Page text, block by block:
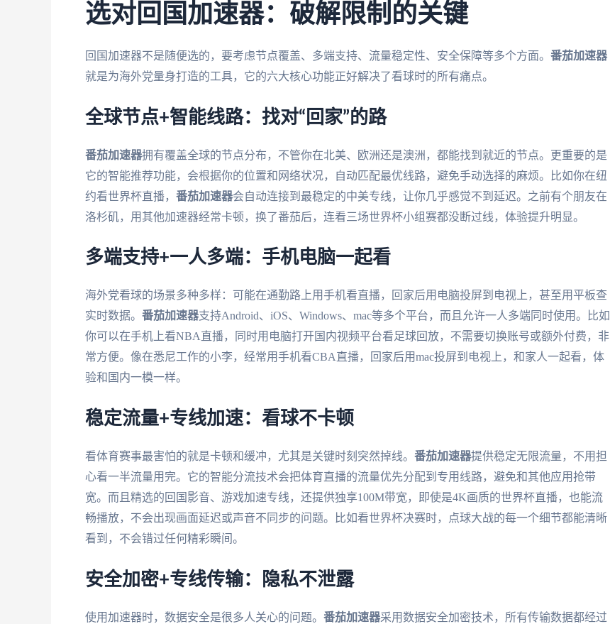
选对回国加速器：破解限制的关键
回国加速器不是随便选的，要考虑节点覆盖、多端支持、流量稳定性、安全保障等多个方面。 番茄加速器
就是为海外党量身打造的工具，它的六大核心功能正好解决了看球时的所有痛点。
全球节点+智能线路：找对“回家”的路
番茄加速器拥有覆盖全球的节点分布，不管你在北美、欧洲还是澳洲，都能找到就近的节点。更重要的是
它的智能推荐功能，会根据你的位置和网络状况，自动匹配最优线路，避免手动选择的麻烦。比如你在纽
约看世界杯直播， 番茄加速器会自动连接到最稳定的中美专线，让你几乎感觉不到延迟。之前有个朋友在
洛杉矶，用其他加速器经常卡顿，换了番茄后，连看三场世界杯小组赛都没断过线，体验提升明显。
多端支持+一人多端：手机电脑一起看
海外党看球的场景多种多样：可能在通勤路上用手机看直播，回家后用电脑投屏到电视上，甚至用平板查
实时数据。 番茄加速器支持Android、iOS、Windows、mac等多个平台，而且允许一人多端同时使用。比如
你可以在手机上看NBA直播，同时用电脑打开国内视频平台看足球回放，不需要切换账号或额外付费，非
常方便。像在悉尼工作的小李，经常用手机看CBA直播，回家后用mac投屏到电视上，和家人一起看，体
验和国内一模一样。
稳定流量+专线加速：看球不卡顿
看体育赛事最害怕的就是卡顿和缓冲，尤其是关键时刻突然掉线。 番茄加速器提供稳定无限流量，不用担
心看一半流量用完。它的智能分流技术会把体育直播的流量优先分配到专用线路，避免和其他应用抢带
宽。而且精选的回国影音、游戏加速专线，还提供独享100M带宽，即使是4K画质的世界杯直播，也能流
畅播放，不会出现画面延迟或声音不同步的问题。比如看世界杯决赛时，点球大战的每一个细节都能清晰
看到，不会错过任何精彩瞬间。
安全加密+专线传输：隐私不泄露
使用加速器时，数据安全是很多人关心的问题。 番茄加速器采用数据安全加密技术，所有传输数据都经过